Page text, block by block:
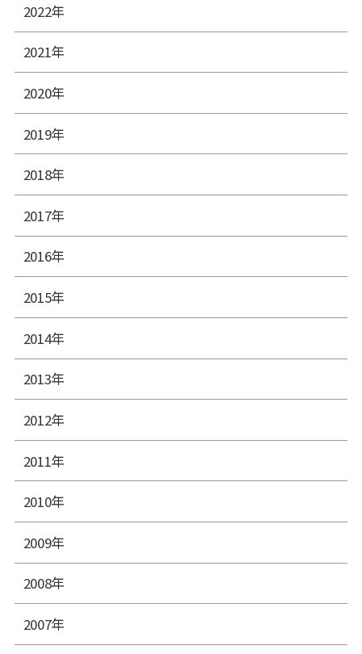
2022年
2021年
2020年
2019年
2018年
2017年
2016年
2015年
2014年
2013年
2012年
2011年
2010年
2009年
2008年
2007年